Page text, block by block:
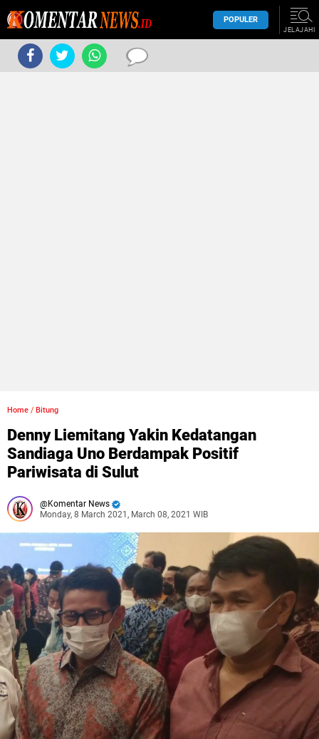
POPULER
JELAJAHI
Home / Bitung
Denny Liemitang Yakin Kedatangan
Sandiaga Uno Berdampak Positif
Pariwisata di Sulut
Komentar News
Monday, 8 March 2021, March 08, 2021 WIB